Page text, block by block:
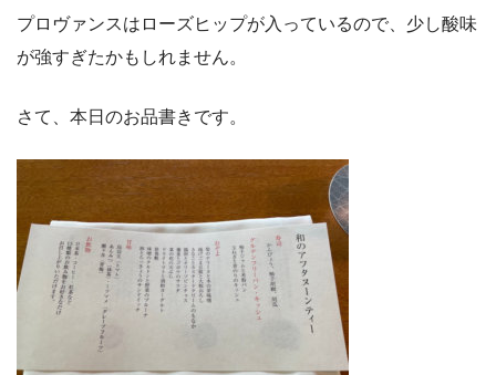
プロヴァンスはローズヒップが入っているので、少し酸味
が強すぎたかもしれません。
さて、本日のお品書きです。